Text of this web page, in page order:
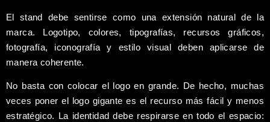
El stand debe sentirse como una extensión natural de la
marca. Logotipo, colores, tipografías, recursos gráficos,
fotografía, iconografía y estilo visual deben aplicarse de
manera coherente.
No basta con colocar el logo en grande. De hecho, muchas
veces poner el logo gigante es el recurso más fácil y menos
estratégico. La identidad debe respirarse en todo el espacio: